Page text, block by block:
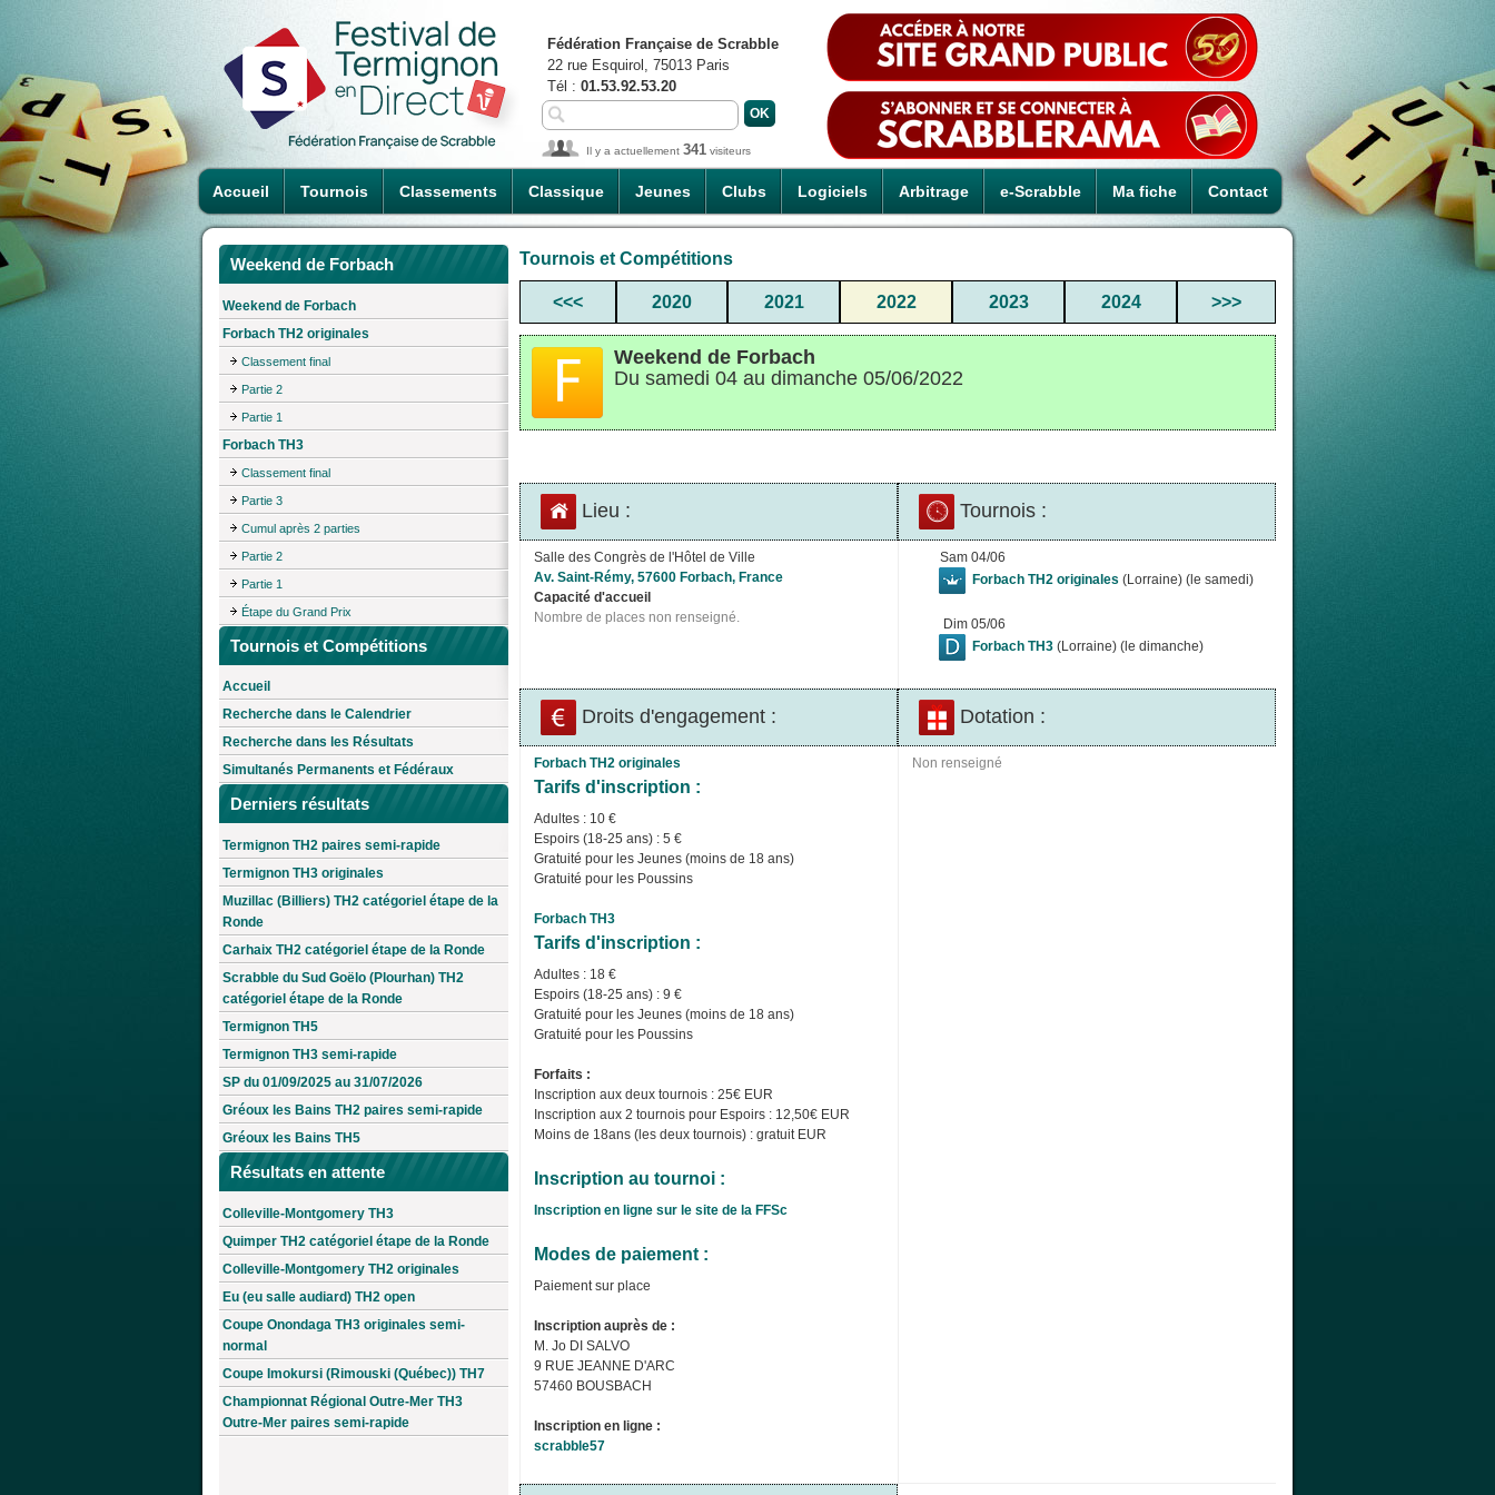
Accueil Tournois Classements Classique Jeunes Clubs Logiciels Arbitrage e-Scrabble Ma fiche Contact
Fédération Française de Scrabble
22 rue Esquirol, 75013 Paris
Tél : 01.53.92.53.20
Il y a actuellement 341 visiteurs
Weekend de Forbach
Weekend de Forbach
Forbach TH2 originales
Classement final
Partie 2
Partie 1
Forbach TH3
Classement final
Partie 3
Cumul après 2 parties
Partie 2
Partie 1
Étape du Grand Prix
Tournois et Compétitions
Accueil
Recherche dans le Calendrier
Recherche dans les Résultats
Simultanés Permanents et Fédéraux
Derniers résultats
Termignon TH2 paires semi-rapide
Termignon TH3 originales
Muzillac (Billiers) TH2 catégoriel étape de la
Ronde
Carhaix TH2 catégoriel étape de la Ronde
Scrabble du Sud Goëlo (Plourhan) TH2
catégoriel étape de la Ronde
Termignon TH5
Termignon TH3 semi-rapide
SP du 01/09/2025 au 31/07/2026
Gréoux les Bains TH2 paires semi-rapide
Gréoux les Bains TH5
Résultats en attente
Colleville-Montgomery TH3
Quimper TH2 catégoriel étape de la Ronde
Colleville-Montgomery TH2 originales
Eu (eu salle audiard) TH2 open
Coupe Onondaga TH3 originales semi-
normal
Coupe Imokursi (Rimouski (Québec)) TH7
Championnat Régional Outre-Mer TH3
Outre-Mer paires semi-rapide
Tournois et Compétitions
<<< 2020 2021 2022 2023 2024 >>>
Weekend de Forbach
Du samedi 04 au dimanche 05/06/2022
Lieu : Tournois :
Salle des Congrès de l'Hôtel de Ville
Av. Saint-Rémy, 57600 Forbach, France
Capacité d'accueil
Nombre de places non renseigné.
Sam 04/06
Forbach TH2 originales (Lorraine) (le samedi)
Dim 05/06
Forbach TH3 (Lorraine) (le dimanche)
Droits d'engagement : Dotation :
Forbach TH2 originales
Tarifs d'inscription :
Adultes : 10 €
Espoirs (18-25 ans) : 5 €
Gratuité pour les Jeunes (moins de 18 ans)
Gratuité pour les Poussins
Forbach TH3
Tarifs d'inscription :
Adultes : 18 €
Espoirs (18-25 ans) : 9 €
Gratuité pour les Jeunes (moins de 18 ans)
Gratuité pour les Poussins
Forfaits :
Inscription aux deux tournois : 25€ EUR
Inscription aux 2 tournois pour Espoirs : 12,50€ EUR
Moins de 18ans (les deux tournois) : gratuit EUR
Inscription au tournoi :
Inscription en ligne sur le site de la FFSc
Modes de paiement :
Paiement sur place
Inscription auprès de :
M. Jo DI SALVO
9 RUE JEANNE D'ARC
57460 BOUSBACH
Inscription en ligne :
scrabble57
Non renseigné